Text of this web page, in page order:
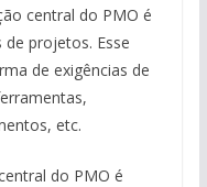
central do PMO é
projetos. Esse
de exigências de
etc.
do PMO é